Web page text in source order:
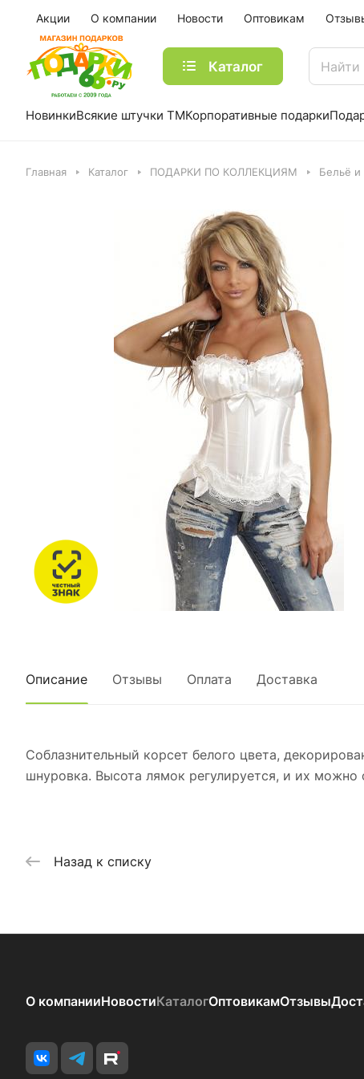
Акции О компании Новости Оптовикам
Каталог
НовинкиВсякие штучки ТМКорпоративные подарки
Главная Каталог ПОДАРКИ ПО КОЛЛЕКЦИЯМ Бельё и
Описание Отзывы Оплата Доставка
Соблазнительный корсет белого цвета,
шнуровка. Высота лямок регулируется, и их
Назад к списку
О компанииНовостиКаталогОптовикамОтзывы